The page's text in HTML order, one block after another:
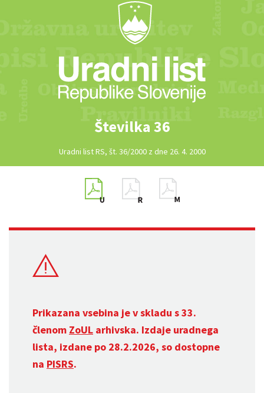
Številka 36
Uradni list RS, št. 36/2000 z dne 26. 4. 2000
Prikazana vsebina je v skladu s 33.
členom ZoUL arhivska. Izdaje uradnega
lista, izdane po 28.2.2026, so dostopne
na PISRS.